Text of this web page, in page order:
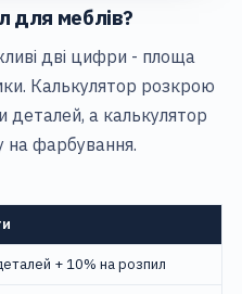
для меблів?
дві цифри - площа
Калькулятор розкрою
деталей, а калькулятор
на фарбування.
+ 10% на розпил